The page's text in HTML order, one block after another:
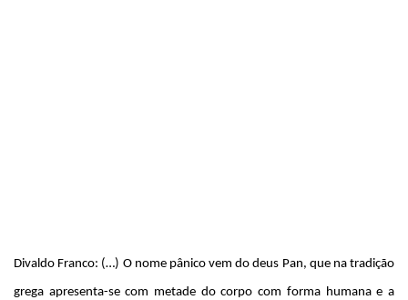
Divaldo Franco: (…) O nome pânico vem do deus Pan, que na tradição
grega apresenta-se com metade do corpo com forma humana e a